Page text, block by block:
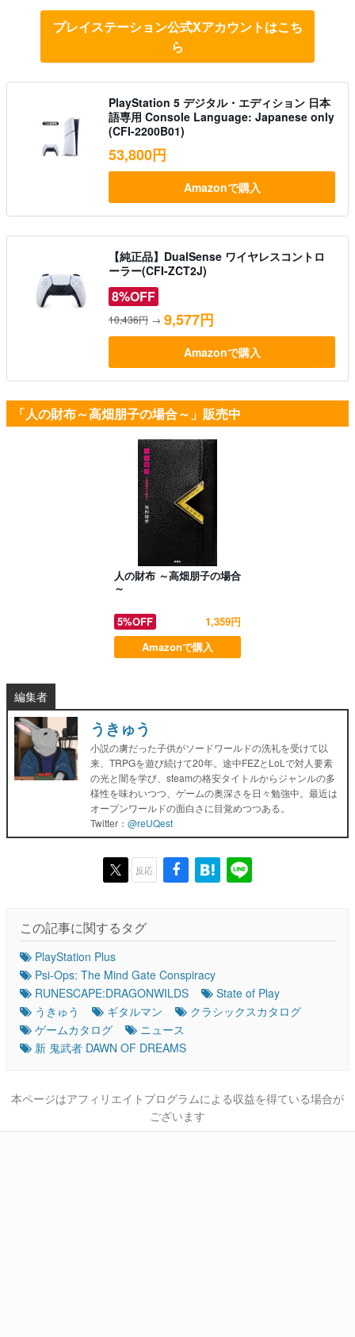
プレイステーション公式Xアカウントはこち
ら
PlayStation 5 デジタル・エディション 日本
語専用 Console Language: Japanese only
(CFI-2200B01)
53,800円
Amazonで購入
【純正品】DualSense ワイヤレスコントロ
ーラー(CFI-ZCT2J)
8%OFF
10,436円 → 9,577円
Amazonで購入
「人の財布～高畑朋子の場合～」販売中
人の財布 ～高畑朋子の場合
～
5%OFF
1,359円
Amazonで購入
編集者
うきゅう
小説の虜だった子供がソードワールドの洗礼を受けて以
来、TRPGを遊び続けて20年。途中FEZとLoLで対人要素
の光と闇を学び、steamの格安タイトルからジャンルの多
様性を味わいつつ、ゲームの奥深さを日々勉強中。最近は
オープンワールドの面白さに目覚めつつある。
Twitter： @reUQest
反応
この記事に関するタグ
PlayStation Plus
Psi-Ops: The Mind Gate Conspiracy
RUNESCAPE:DRAGONWILDS
State of Play
うきゅう
ギタルマン
クラシックスカタログ
ゲームカタログ
ニュース
新 鬼武者 DAWN OF DREAMS
本ページはアフィリエイトプログラムによる収益を得ている場合が
ございます